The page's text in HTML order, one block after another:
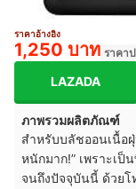
ราคาอ้างอิง
1,250 บาท ราคา
LAZADA
ภาพรวมผลิตภัณฑ์
สำหรับบลัชออนเนื้อฝุ่
หนักมาก!” เพราะเ
จนถึงปัจจุบันนี้ ด้วย